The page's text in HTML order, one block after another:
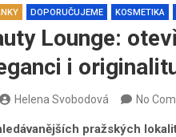
DOPORUČUJEME KOSMETIKA
Lounge:
i
Helena Svobodová No
pražských